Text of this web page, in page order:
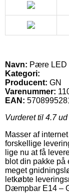
Navn: Pære LED
Kategori:
Producent: GN
Varenummer:
EAN:
Vurderet til 4.7ud
Masser af
forskellige
lige nu at få
blot din pakke på
meget
letkøbte
Dæmpbar E14 –